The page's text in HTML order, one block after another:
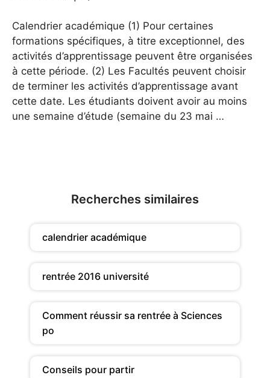
Calendrier académique (1) Pour certaines
formations spécifiques, à titre exceptionnel, des
activités d’apprentissage peuvent être organisées
à cette période. (2) Les Facultés peuvent choisir
de terminer les activités d’apprentissage avant
cette date. Les étudiants doivent avoir au moins
une semaine d’étude (semaine du 23 mai …
Recherches similaires
calendrier académique
rentrée 2016 université
Comment réussir sa rentrée à Sciences
po
Conseils pour partir